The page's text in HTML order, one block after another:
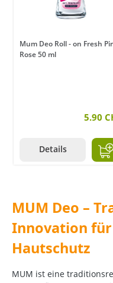
Mum Deo Roll - on Fresh
Rose 50 ml
5.90
Details
MUM Deo –
Innovation
Hautschutz
MUM ist eine